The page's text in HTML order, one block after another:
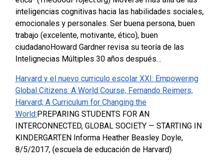
inteligencias cognitivas hacia las habilidades sociales,
emocionales y personales. Ser buena persona, buen
trabajo (excelente, motivante, ético), buen
ciudadanoHoward Gardner revisa su teoría de las
Intelignecias Múltiples 30 años después…
Harvard y el nuevo curriculo escolar XXI: Empowering
Global Citizens: A World Course, Fernando Reimers,
Harvard; A Curriculum for Changing the
World:PREPARING STUDENTS FOR AN
INTERCONNECTED, GLOBAL SOCIETY — STARTING IN
KINDERGARTEN Informa Heather Beasley Doyle,
8/5/2017, (escuela de educación de Harvard)